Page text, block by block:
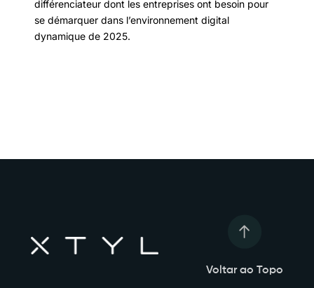
différenciateur dont les entreprises ont besoin pour
se démarquer dans l’environnement digital
dynamique de 2025.
Voltar ao Topo